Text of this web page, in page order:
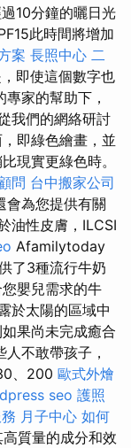
10分鐘的曬日光
此時間將增加
案 長照中心 二
即使這個數字也
家的幫助下，
我們的網絡研討
即綠色繪畫，並
現實更綠色時。
問 台中搬家公司
會為您提供有關
油性皮膚，ILCSI
Afamilytoday
了3種流行牛奶
嬰兒需求的牛
於太陽的區域中
果尚未完成癒合
不敢帶孩子，
、200 歐式外燴
seo 護照
月子中心 如何
質量的成分和效